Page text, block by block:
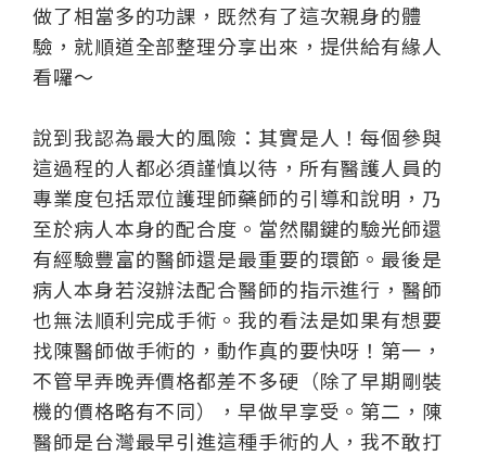
做了相當多的功課，既然有了這次親身的體
驗，就順道全部整理分享出來，提供給有緣人
看囉～
說到我認為最大的風險：其實是人！每個參與
這過程的人都必須謹慎以待，所有醫護人員的
專業度包括眾位護理師藥師的引導和說明，乃
至於病人本身的配合度。當然關鍵的驗光師還
有經驗豐富的醫師還是最重要的環節。最後是
病人本身若沒辦法配合醫師的指示進行，醫師
也無法順利完成手術。我的看法是如果有想要
找陳醫師做手術的，動作真的要快呀！第一，
不管早弄晚弄價格都差不多硬（除了早期剛裝
機的價格略有不同），早做早享受。第二，陳
醫師是台灣最早引進這種手術的人，我不敢打